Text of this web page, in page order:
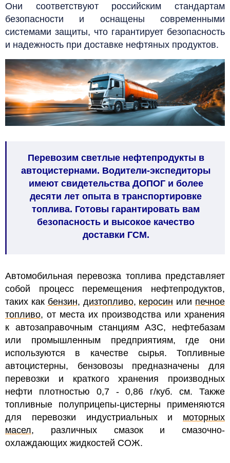
Они соответствуют российским стандартам
безопасности и оснащены современными
системами защиты, что гарантирует безопасность
и надежность при доставке нефтяных продуктов.
Перевозим светлые нефтепродукты в
автоцистернами. Водители-экспедиторы
имеют свидетельства ДОПОГ и более
десяти лет опыта в транспортировке
топлива. Готовы гарантировать вам
безопасность и высокое качество
доставки ГСМ.
Автомобильная перевозка топлива представляет
собой процесс перемещения нефтепродуктов,
таких как бензин, дизтопливо, керосин или печное
топливо, от места их производства или хранения
к автозаправочным станциям АЗС, нефтебазам
или промышленным предприятиям, где они
используются в качестве сырья. Топливные
автоцистерны, бензовозы предназначены для
перевозки и краткого хранения производных
нефти плотностью 0,7 - 0,86 г/куб. см. Также
топливные полуприцепы-цистерны применяются
для перевозки индустриальных и моторных
масел, различных смазок и смазочно-
охлаждающих жидкостей СОЖ.